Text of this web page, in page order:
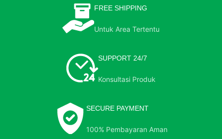
FREE SHIPPING
Untuk Area Tertentu
SUPPORT 24/7
Konsultasi Produk
SECURE PAYMENT
100% Pembayaran Aman